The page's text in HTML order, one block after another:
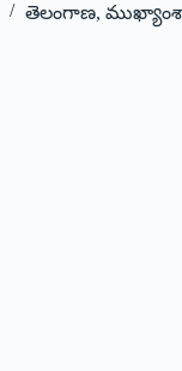
తెలంగాణ,